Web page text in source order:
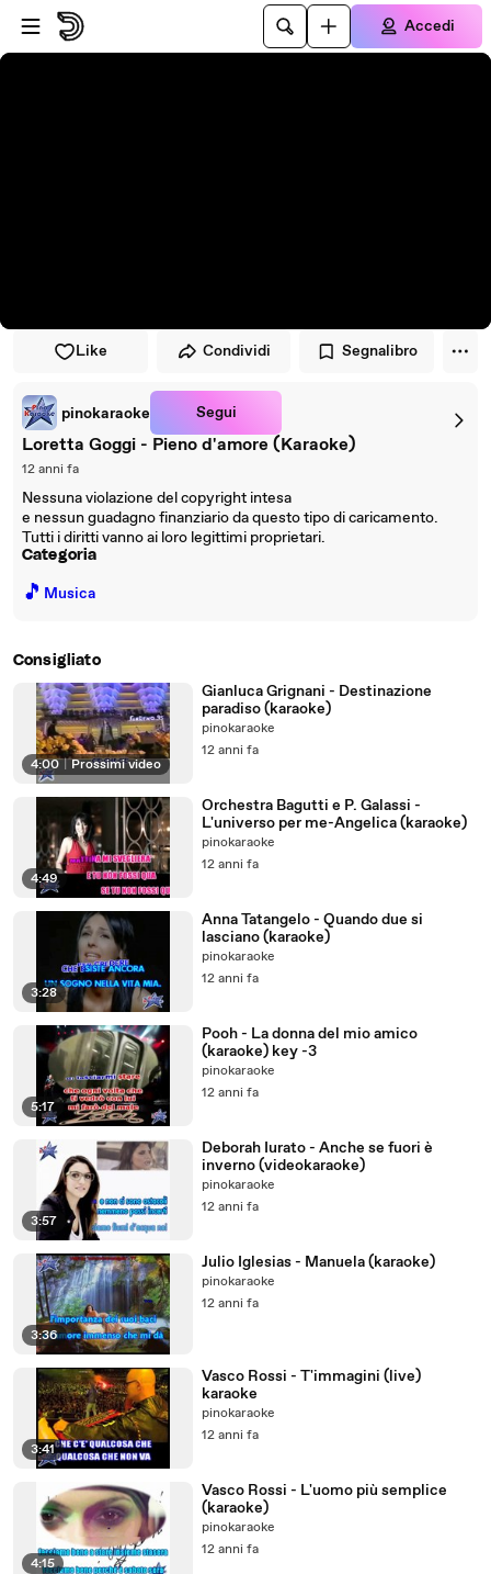
Vai al lettore
Passa al contenuto principale
Accedi
Like Condividi Segnalibro
pinokaraoke Segui
Loretta Goggi - Pieno d'amore (Karaoke)
12 anni fa
Nessuna violazione del copyright intesa
e nessun guadagno finanziario da questo tipo di caricamento.
Tutti i diritti vanno ai loro legittimi proprietari.
Categoria
🎵 Musica
Consigliato
4:00 Prossimi video
Gianluca Grignani - Destinazione
paradiso (karaoke)
pinokaraoke
12 anni fa
4:49
Orchestra Bagutti e P. Galassi -
L'universo per me-Angelica (karaoke)
pinokaraoke
12 anni fa
3:28
Anna Tatangelo - Quando due si
lasciano (karaoke)
pinokaraoke
12 anni fa
5:17
Pooh - La donna del mio amico
(karaoke) key -3
pinokaraoke
12 anni fa
3:57
Deborah Iurato - Anche se fuori è
inverno (videokaraoke)
pinokaraoke
12 anni fa
3:36
Julio Iglesias - Manuela (karaoke)
pinokaraoke
12 anni fa
3:41
Vasco Rossi - T'immagini (live)
karaoke
pinokaraoke
12 anni fa
4:15
Vasco Rossi - L'uomo più semplice
(karaoke)
pinokaraoke
12 anni fa